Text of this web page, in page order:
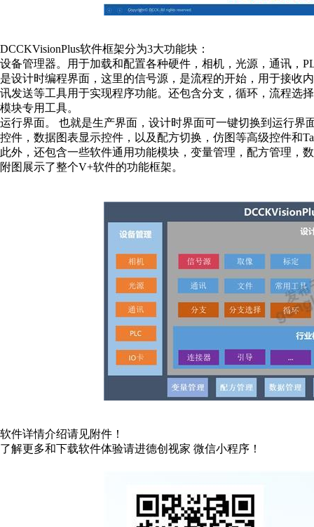
DCCKVisionPlus软件框架分为3大功能块：
设备管理器。用于加载和配置各种硬件，相机，光源，通讯，
是设计时编程界面，这里的信号源，是流程的开始，用于接收
讯发送等工具用于实现程序功能。还包含分支，循环，流程选
模块专用工具。
运行界面。 也就是生产界面， 设计时界面可一键切换到运行界
控件，数据图表显示控件，以及配方切换，仿图等高级控件和
此外，还包含一些软件通用功能模块，变量管理，配方管理，
附图展示了整个V+软件的功能框架。
软件详情介绍请见附件！
了解更多和下载软件体验请进德创视家 微信小程序！